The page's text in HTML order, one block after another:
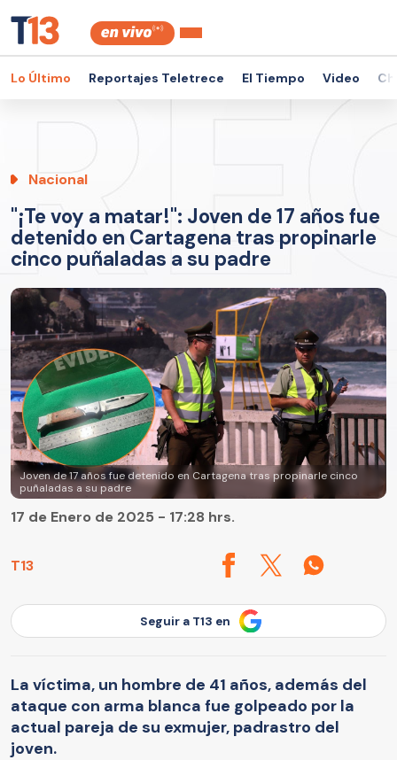
Lo Último Reportajes Teletrece El Tiempo Video
Nacional
"¡Te voy a matar!": Joven de 17 años fue
detenido en Cartagena tras propinarle
cinco puñaladas a su padre
Joven de 17 años fue detenido en Cartagena tras propinarle cinco
puñaladas a su padre
T13
17 de Enero de 2025 - 17:28 hrs.
Seguir a T13 en
La víctima, un hombre de 41 años, además del
ataque con arma blanca fue golpeado por la
actual pareja de su exmujer, padrastro del
joven.